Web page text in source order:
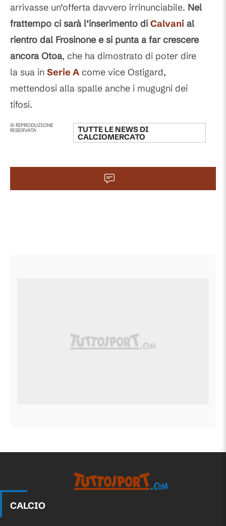
arrivasse un’offerta davvero irrinunciabile. Nel
frattempo ci sarà l’inserimento di Calvani al
rientro dal Frosinone e si punta a far crescere
ancora Otoa, che ha dimostrato di poter dire
la sua in Serie A come vice Ostigard,
mettendosi alla spalle anche i mugugni dei
tifosi.
© RIPRODUZIONE
RISERVATA TUTTE LE NEWS DI
CALCIOMERCATO
CALCIO